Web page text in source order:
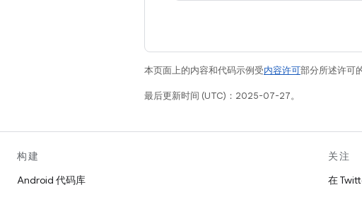
本页面上的内容和代码示例受内容许可部分所述许可
最后更新时间 (UTC)：2025-07-27。
构建
Android 代码库
关注
在